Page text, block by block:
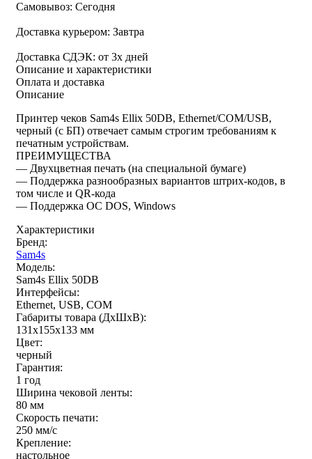
Самовывоз: Сегодня
Доставка курьером: Завтра
Доставка СДЭК: от 3х дней
Описание и характеристики
Оплата и доставка
Описание
Принтер чеков Sam4s Ellix 50DB, Ethernet/COM/USB,
черный (с БП) отвечает самым строгим требованиям к
печатным устройствам.
ПРЕИМУЩЕСТВА
— Двухцветная печать (на специальной бумаге)
— Поддержка разнообразных вариантов штрих-кодов, в
том числе и QR-кода
— Поддержка ОС DOS, Windows
Характеристики
Бренд:
Sam4s
Модель:
Sam4s Ellix 50DB
Интерфейсы:
Ethernet, USB, COM
Габариты товара (ДxШxВ):
131x155x133 мм
Цвет:
черный
Гарантия:
1 год
Ширина чековой ленты:
80 мм
Скорость печати:
250 мм/c
Крепление:
настольное